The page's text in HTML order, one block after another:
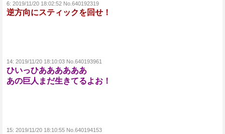
6: 2019/11/20 18:02:52 No.640192319
逆方向にスティックを回せ！
14: 2019/11/20 18:10:03 No.640193961
ひいっひああああああ
あの巨人まだ生きてるよお！
15: 2019/11/20 18:10:55 No.640194153